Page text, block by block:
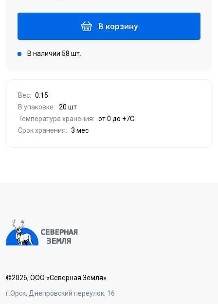
В корзину
В наличии 58 шт.
Вес: 0.15
В упаковке: 20 шт
Температура хранения: от 0 до +7С
Срок хранения: 3 мес
©2026, ООО «Северная Земля»
г.Орск, Днепровский переулок, 16